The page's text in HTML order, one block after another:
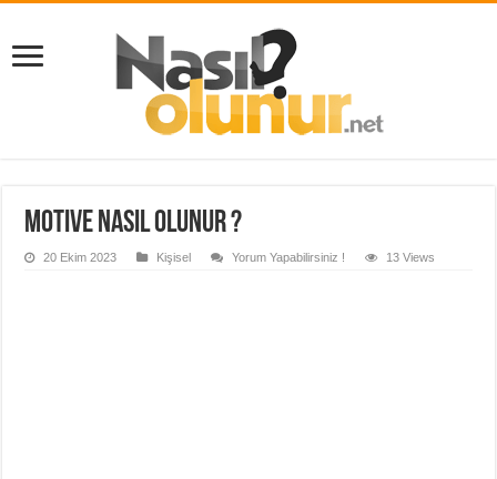
Motive Nasıl Olunur ?
20 Ekim 2023 Kişisel Yorum Yapabilirsiniz ! 13 Views